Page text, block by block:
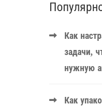
Как
задачи,
нужную
Как